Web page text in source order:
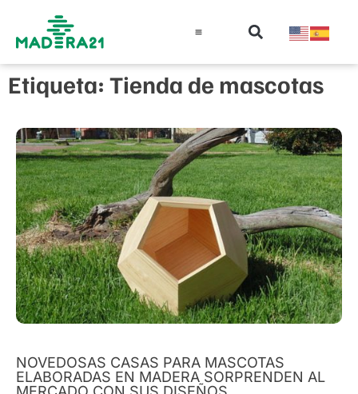
Etiqueta: Tienda de mascotas
NOVEDOSAS CASAS PARA MASCOTAS
ELABORADAS EN MADERA SORPRENDEN AL